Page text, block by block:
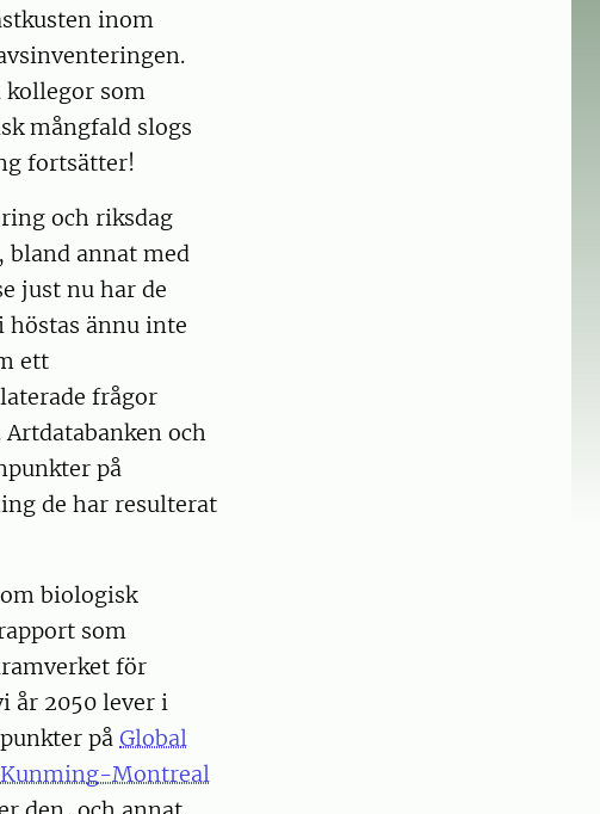
inom
kollegor som
mångfald slogs
fortsätter!
och riksdag
bland annat med
just nu har de
ännu inte
ett
frågor
och
på
de har resulterat
biologisk
som
för
år 2050 lever i
på Global
Montreal